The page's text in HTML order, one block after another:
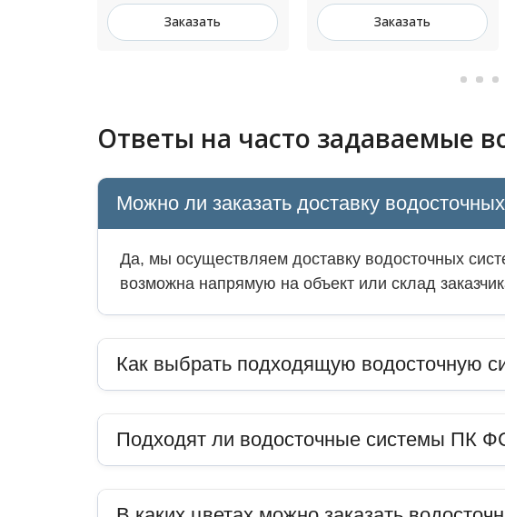
Заказать Заказать
Ответы на часто задаваемые
Можно ли заказать доставку
Да, мы осуществляем доставку водосточных
возможна напрямую на объект или склад
Как выбрать подходящую водосточную
Подходят ли водосточные системы ПК